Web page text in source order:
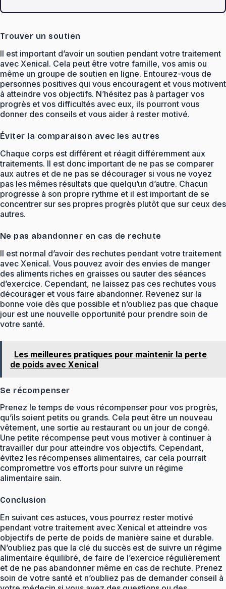
Trouver un soutien
Il est important d’avoir un soutien pendant votre traitement
avec Xenical. Cela peut être votre famille, vos amis ou
même un groupe de soutien en ligne. Entourez-vous de
personnes positives qui vous encouragent et vous motivent
à atteindre vos objectifs. N’hésitez pas à partager vos
progrès et vos difficultés avec eux, ils pourront vous
donner des conseils et vous aider à rester motivé.
Éviter la comparaison avec les autres
Chaque corps est différent et réagit différemment aux
traitements. Il est donc important de ne pas se comparer
aux autres et de ne pas se décourager si vous ne voyez
pas les mêmes résultats que quelqu’un d’autre. Chacun
progresse à son propre rythme et il est important de se
concentrer sur ses propres progrès plutôt que sur ceux des
autres.
Ne pas abandonner en cas de rechute
Il est normal d’avoir des rechutes pendant votre traitement
avec Xenical. Vous pouvez avoir des envies de manger
des aliments riches en graisses ou sauter des séances
d’exercice. Cependant, ne laissez pas ces rechutes vous
décourager et vous faire abandonner. Revenez sur la
bonne voie dès que possible et n’oubliez pas que chaque
jour est une nouvelle opportunité pour prendre soin de
votre santé.
Les meilleures pratiques pour maintenir la perte
de poids avec Xenical
Se récompenser
Prenez le temps de vous récompenser pour vos progrès,
qu’ils soient petits ou grands. Cela peut être un nouveau
vêtement, une sortie au restaurant ou un jour de congé.
Une petite récompense peut vous motiver à continuer à
travailler dur pour atteindre vos objectifs. Cependant,
évitez les récompenses alimentaires, car cela pourrait
compromettre vos efforts pour suivre un régime
alimentaire sain.
Conclusion
En suivant ces astuces, vous pourrez rester motivé
pendant votre traitement avec Xenical et atteindre vos
objectifs de perte de poids de manière saine et durable.
N’oubliez pas que la clé du succès est de suivre un régime
alimentaire équilibré, de faire de l’exercice régulièrement
et de ne pas abandonner même en cas de rechute. Prenez
soin de votre santé et n’oubliez pas de demander conseil à